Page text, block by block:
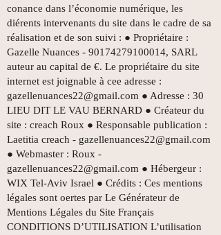
conance dans l’économie numérique, les
diérents intervenants du site dans le cadre de sa
réalisation et de son suivi : ● Propriétaire :
Gazelle Nuances - 90174279100014, SARL
auteur au capital de €. Le propriétaire du site
internet est joignable à cee adresse :
gazellenuances22@gmail.com ● Adresse : 30
LIEU DIT LE VAU BERNARD ● Créateur du
site : creach Roux ● Responsable publication :
Laetitia creach - gazellenuances22@gmail.com
● Webmaster : Roux -
gazellenuances22@gmail.com ● Hébergeur :
WIX Tel-Aviv Israel ● Crédits : Ces mentions
légales sont oertes par Le Générateur de
Mentions Légales du Site Français
CONDITIONS D’UTILISATION L’utilisation